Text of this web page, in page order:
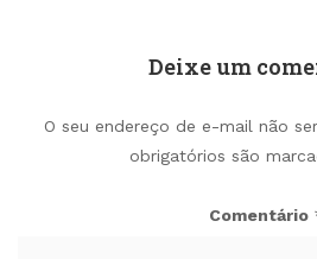
Deixe um
O seu endereço de e-mail não
obrigatórios são
Comentário